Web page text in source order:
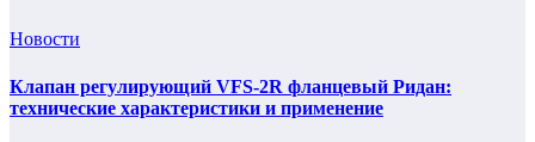
Новости
Клапан регулирующий VFS-2R фланцевый Ридан:
технические характеристики и применение